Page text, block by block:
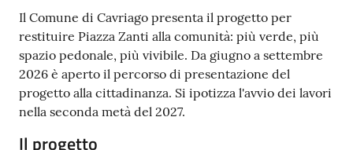
Seguici
su
Contenuto
Il Comune di Cavriago presenta il progetto per
restituire Piazza Zanti alla comunità: più verde, più
spazio pedonale, più vivibile. Da giugno a settembre
2026 è aperto il percorso di presentazione del
progetto alla cittadinanza. Si ipotizza l'avvio dei lavori
nella seconda metà del 2027.
Il progetto